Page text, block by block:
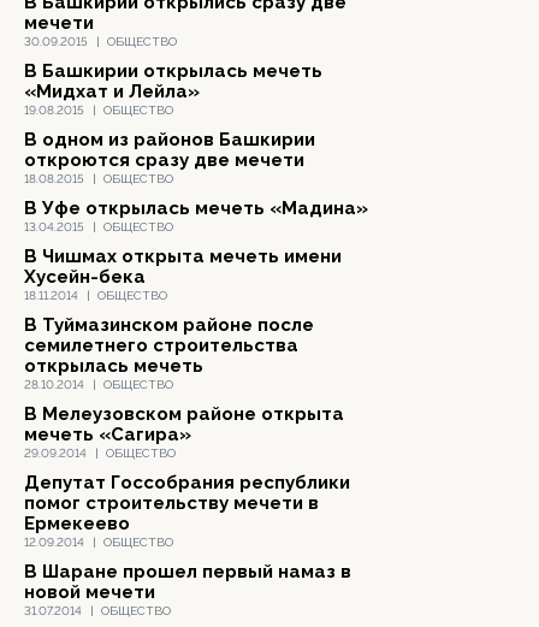
30.09.2015 | ОБЩЕСТВО
мечети
19.08.2015 | ОБЩЕСТВО
В Башкирии открылась мечеть
«Мидхат и Лейла»
18.08.2015 | ОБЩЕСТВО
В одном из районов Башкирии
откроются сразу две мечети
13.04.2015 | ОБЩЕСТВО
В Уфе открылась мечеть «Мадина»
18.11.2014 | ОБЩЕСТВО
В Чишмах открыта мечеть имени
Хусейн-бека
28.10.2014 | ОБЩЕСТВО
В Туймазинском районе после
семилетнего строительства
открылась мечеть
29.09.2014 | ОБЩЕСТВО
В Мелеузовском районе открыта
мечеть «Сагира»
12.09.2014 | ОБЩЕСТВО
Депутат Госсобрания республики
помог строительству мечети в
Ермекеево
31.07.2014 | ОБЩЕСТВО
В Шаране прошел первый намаз в
новой мечети